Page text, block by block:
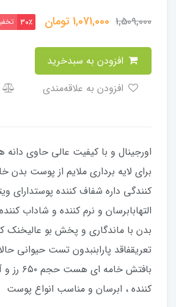
1,509,000
1,071,000تومان 30٪
اورجینال و با کیفیت عالی حاوی دانه
برای لایه برداری ملایم از پوست بدن
التهابابرسان و نرم کننده و شاداب
بدن با ماندگاری و پخش بو عالیخنک
تعریقفاقد پارابنبدون تست حیوانی
بافتش
کننده ، ابرسان و مناسب انواع پوست